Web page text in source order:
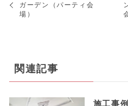
ガーデン（パーティ会
場）
関連記事
施工事